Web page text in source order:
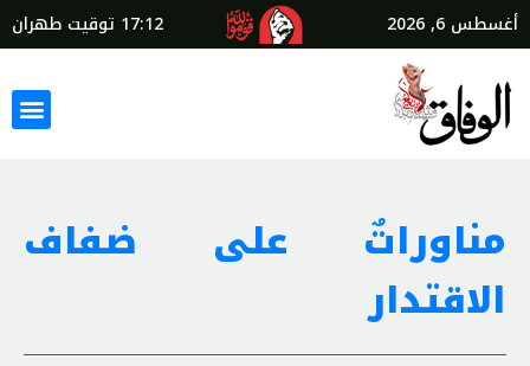
أغسطس 6, 2026 17:12 توقيت طهران
مناوراتٌ على ضفاف
الاقتدار